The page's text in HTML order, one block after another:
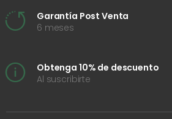
Garantía Post Venta
6 meses
Obtenga 10% de descuento
Al suscribirte